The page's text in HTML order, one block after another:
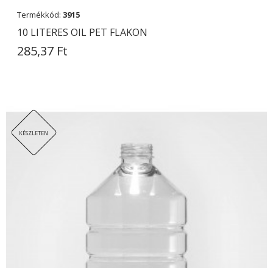
Termékkód: 3915
10 LITERES OIL PET FLAKON
285,37 Ft
KÉSZLETEN